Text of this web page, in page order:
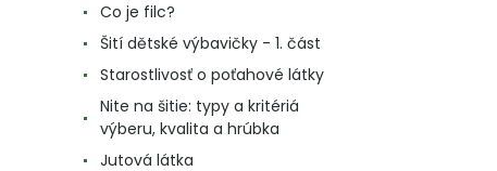
Co je filc?
Šití dětské výbavičky - 1. část
Starostlivosť o poťahové látky
Nite na šitie: typy a kritériá
výberu, kvalita a hrúbka
Jutová látka